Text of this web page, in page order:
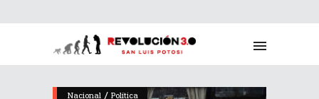
Nacional / Política